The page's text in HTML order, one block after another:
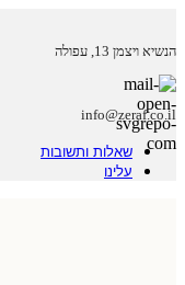
הנשיא ויצמן 13, עפולה
info@zeraf.co.il
שאלות ותשובות
עלינו